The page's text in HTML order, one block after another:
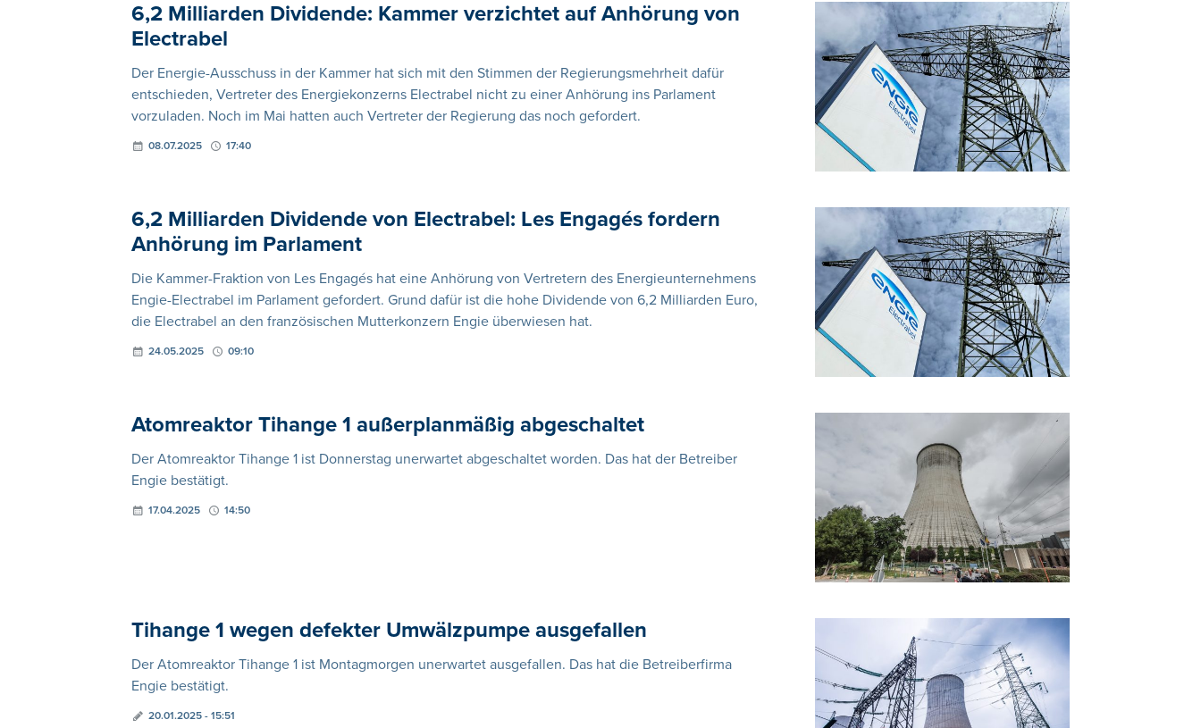
6,2 Milliarden Dividende: Kammer verzichtet auf Anhörung von
Electrabel
Der Energie-Ausschuss in der Kammer hat sich mit den Stimmen der Regierungsmehrheit dafür
entschieden, Vertreter des Energiekonzerns Electrabel nicht zu einer Anhörung ins Parlament
vorzuladen. Noch im Mai hatten auch Vertreter der Regierung das noch gefordert.
08.07.2025 17:40
6,2 Milliarden Dividende von Electrabel: Les Engagés fordern
Anhörung im Parlament
Die Kammer-Fraktion von Les Engagés hat eine Anhörung von Vertretern des Energieunternehmens
Engie-Electrabel im Parlament gefordert. Grund dafür ist die hohe Dividende von 6,2 Milliarden Euro,
die Electrabel an den französischen Mutterkonzern Engie überwiesen hat.
24.05.2025 09:10
Atomreaktor Tihange 1 außerplanmäßig abgeschaltet
Der Atomreaktor Tihange 1 ist Donnerstag unerwartet abgeschaltet worden. Das hat der Betreiber
Engie bestätigt.
17.04.2025 14:50
Tihange 1 wegen defekter Umwälzpumpe ausgefallen
Der Atomreaktor Tihange 1 ist Montagmorgen unerwartet ausgefallen. Das hat die Betreiberfirma
Engie bestätigt.
20.01.2025 - 15:51